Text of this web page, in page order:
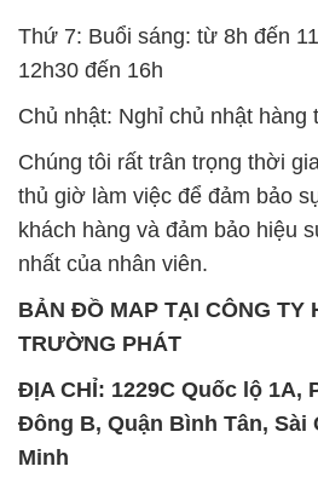
thủ giờ làm việc để đảm bảo
khách hàng và đảm bảo hiệu
nhất của nhân viên.
BẢN ĐỒ MAP TẠI CÔNG TY
TRƯỜNG PHÁT
ĐỊA CHỈ: 1229C Quốc lộ 1A,
Đông B, Quận Bình Tân, Sài
Minh